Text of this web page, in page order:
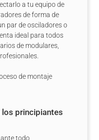
a tu equipo de
de forma de
par de osciladores o
ideal para todos
de modulares,
de montaje
principiantes
todo,